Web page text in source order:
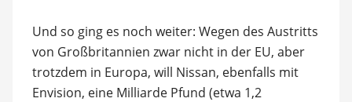
Und so ging es noch weiter: Wegen des Austritts
von Großbritannien zwar nicht in der EU, aber
trotzdem in Europa, will Nissan, ebenfalls mit
Envision, eine Milliarde Pfund (etwa 1,2